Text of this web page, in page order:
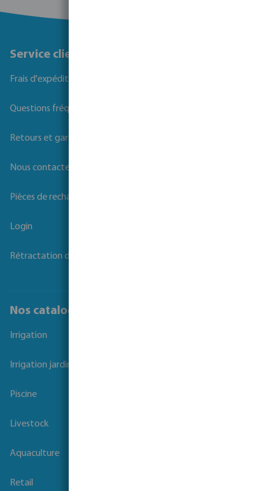
Service client
Frais d'expédition
Questions fréquemment posées
Retours et garanties
Nous contacter
Pièces de rechange
Login
Rétractation du contrat
Nos catalogues
Irrigation
Irrigation jardins et parcs
Piscine
Livestock
Aquaculture
Retail